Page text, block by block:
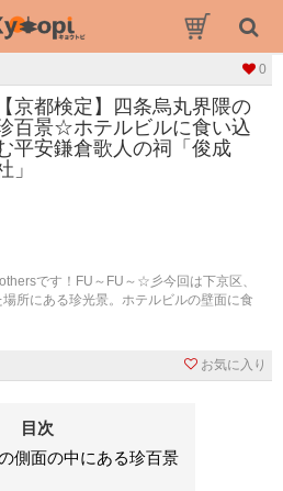
0
【京都検定】四条烏丸界隈の
百景☆ホテルビルに食い込
平安鎌倉歌人の祠「俊成
」
です！FU～FU～☆彡今回は下京区、
所にある珍光景。ホテルビルの壁面に食
お気に入り
目次
側面の中にある珍百景